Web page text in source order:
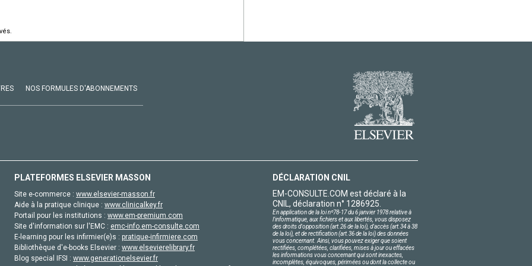
NOS FORMULES D'ABONNEMENTS
PLATEFORMES ELSEVIER MASSON
Site e-commerce : www.elsevier-masson.fr
Aide à la pratique clinique : www.clinicalkey.fr
Portail pour les institutions : www.em-premium.com
Site d'information sur l'EMC : emc-info.em-consulte.com
E-learning pour les infirmier(e)s : pratique-infirmiere.com
Bibliothèque d'e-books Elsevier : www.elsevierelibrary.fr
Blog special IFSI : www.generationelsevier.fr
DÉCLARATION CNIL
EM-CONSULTE.COM est déclaré à la
CNIL, déclaration n° 1286925.
En application de la loi nº78-17 du 6 janvier 1978 relative à
l'informatique, aux fichiers et aux libertés, vous disposez
des droits d'opposition (art.26 de la loi), d'accès (art.34 à 38
de la loi), et de rectification (art.36 de la loi) des données
vous concernant. Ainsi, vous pouvez exiger que soient
rectifiées, complétées, clarifiées, mises à jour ou effacées
les informations vous concernant qui sont inexactes,
incomplètes, équivoques, périmées ou dont la collecte ou